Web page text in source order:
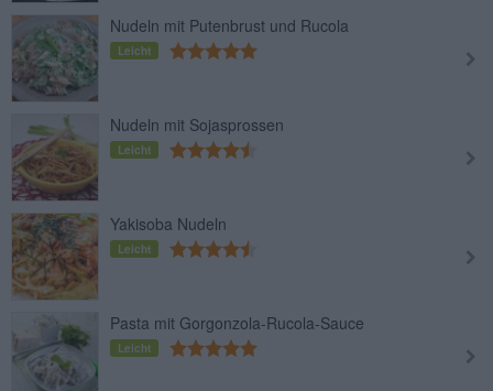
Nudeln mit Putenbrust und Rucola
Leicht
Nudeln mit Sojasprossen
Leicht
Yakisoba Nudeln
Leicht
Pasta mit Gorgonzola-Rucola-Sauce
Leicht